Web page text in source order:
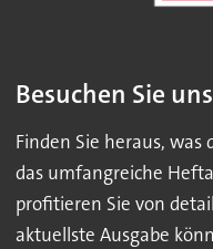
Besuchen Sie
Finden Sie heraus,
das umfangreiche
profitieren Sie von
aktuellste Ausgabe